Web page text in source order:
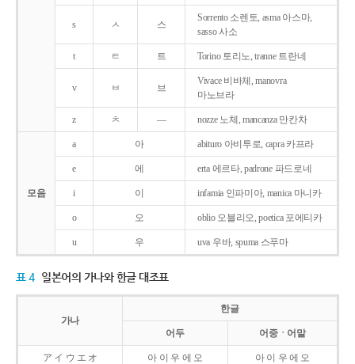
s ㅅ 스
Sorrento 소렌토, asma 아스마,
sasso 사소
t ㅌ 트 Torino 토리노, tranne 트란네
v ㅂ 브
Vivace 비바체, manovra
마노브라
z ㅊ ― nozze 노체, mancanza 만칸차
모음
a 아 abituro 아비투로, capra 카프라
e 에 erta 에르타, padrone 파드로네
i 이 infamia 인파미아, manica 마니카
o 오 oblio 오블리오, poetica 포에티카
u 우 uva 우바, spuma 스푸마
표 4 일본어의 가나와 한글 대조표
가나
한글
어두 어중ㆍ어말
ア イ ウ エ オ 아 이 우 에 오 아 이 우 에 오